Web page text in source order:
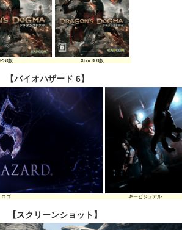
PS3版 Xbox 360版
【バイオハザード 6】
ロゴ キービジュアル
【スクリーンショット】